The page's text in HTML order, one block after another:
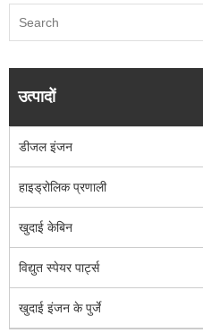
उत्पादों
डीजल इंजन
हाइड्रोलिक प्रणाली
खुदाई केबिन
विद्युत स्पेयर पार्ट्स
खुदाई इंजन के पुर्जे